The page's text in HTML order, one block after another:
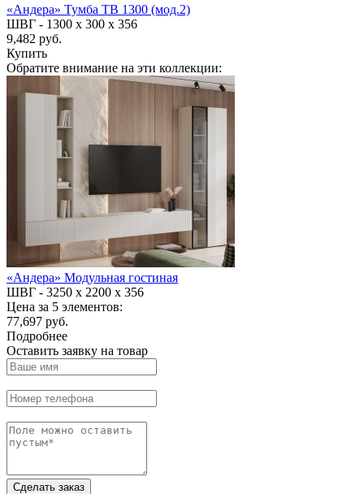
«Андера» Тумба ТВ 1300 (мод.2)
ШВГ - 1300 х 300 х 356
9,482 руб.
Купить
Обратите внимание на эти коллекции:
«Андера» Модульная гостиная
ШВГ - 3250 х 2200 х 356
Цена за 5 элементов:
77,697 руб.
Подробнее
Оставить заявку на товар
Сделать заказ